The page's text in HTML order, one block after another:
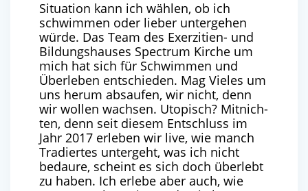
Situa­ti­on kann ich wäh­len, ob ich
schwim­men oder lie­ber unter­ge­hen
wür­de. Das Team des Exer­zi­ti­en- und
Bil­dungs­hau­ses Spec­trum Kir­che um
mich hat sich für Schwim­men und
Über­le­ben ent­schie­den. Mag Vie­les um
uns her­um absau­fen, wir nicht, denn
wir wol­len wach­sen. Uto­pisch? Mit­nich­
ten, denn seit die­sem Ent­schluss im
Jahr 2017 erle­ben wir live, wie manch
Tra­dier­tes unter­geht, was ich nicht
bedau­re, scheint es sich doch über­lebt
zu haben. Ich erle­be aber auch, wie